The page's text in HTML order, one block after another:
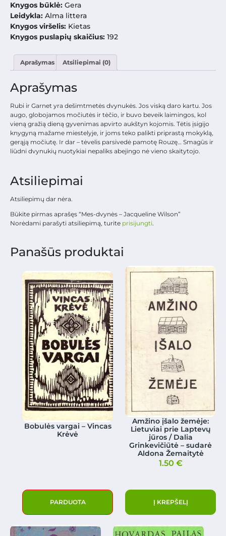
Knygos būklė: Gera
Leidykla: Alma littera
Knygos viršelis: Kietas
Knygos puslapių skaičius: 192
Aprašymas Atsiliepimai (0)
Aprašymas
Rubi ir Garnet yra dešimtmetės dvynukės. Jos viską daro kartu. Jos
augo, globojamos močiutės ir tėčio, ir buvo beveik laimingos, kol
vieną gražią dieną gyvenimas apvirto aukštyn kojomis. Tėtis įsigijo
knygyną mažame miestelyje, ir joms teko palikti priprastą mokyklą,
gerąją močiutę. Ir dar – tėvelis parsivedė pamotę Rouzę… Smagūs ir
liūdni dvynukių nuotykiai nepaliks abejingo nė vieno skaitytojo.
Atsiliepimai
Atsiliepimų dar nėra.
Būkite pirmas aprašęs “Mes-dvynės – Jacqueline Wilson”
Norėdami parašyti atsiliepimą, turite prisijungti.
Panašūs produktai
Bobulės vargai – Vincas
Krėvė
PARDUOTA
Amžino įšalo žemėje:
Lietuviai prie Laptevų
jūros / Dalia
Grinkevičiūtė – sudarė
Aldona Žemaitytė
1.50 €
Į KREPŠELĮ